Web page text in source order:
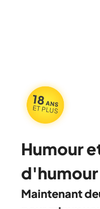
Humour
d'humour
Maintenant